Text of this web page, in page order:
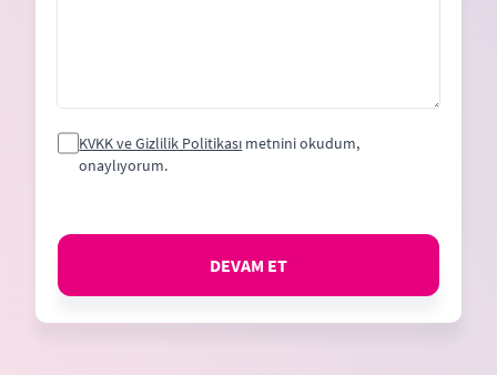
KVKK ve Gizlilik Politikası metnini okudum,
onaylıyorum.
DEVAM ET